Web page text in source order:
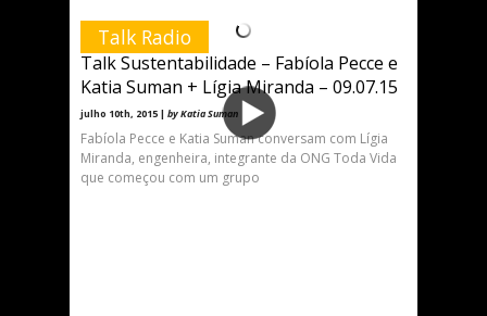
Talk Radio
Talk Sustentabilidade – Fabíola Pecce e
Katia Suman + Lígia Miranda – 09.07.15
julho 10th, 2015 | by Katia Suman
Fabíola Pecce e Katia Suman conversam com Lígia
Miranda, engenheira, integrante da ONG Toda Vida
que começou com um grupo